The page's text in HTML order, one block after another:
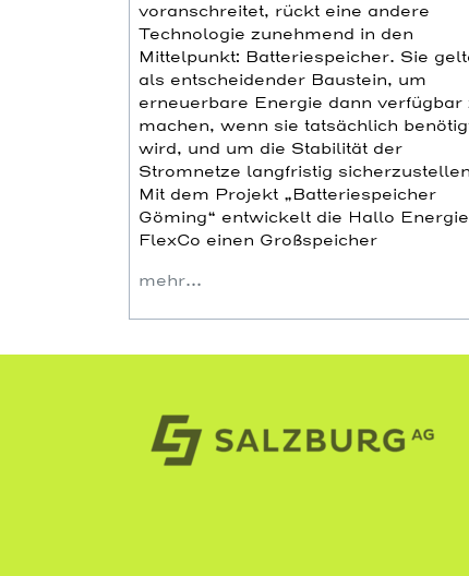
voranschreitet, rückt eine andere
Technologie zunehmend in den
Mittelpunkt: Batteriespeicher. Sie
als entscheidender Baustein, um
erneuerbare Energie dann verfügbar
machen, wenn sie tatsächlich
wird, und um die Stabilität der
Stromnetze langfristig
Mit dem Projekt „Batteriespeicher
Göming“ entwickelt die Hallo Energie
FlexCo einen Großspeicher
mehr…